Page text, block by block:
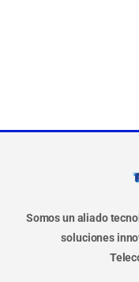
Somos un aliado
soluciones